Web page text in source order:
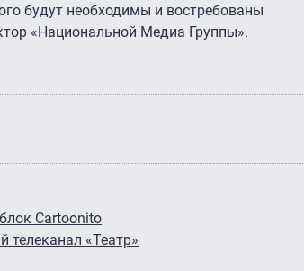
будут необходимы и востребованы
«Национальной Медиа Группы».
Cartoonito
телеканал «Театр»